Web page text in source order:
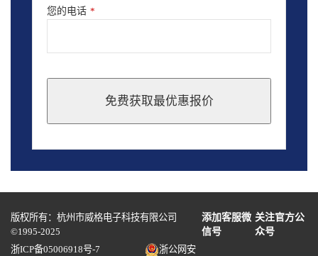
您的电话 *
免费获取最优惠报价
should
blank
版权所有：杭州市威格电子科技有限公司
©1995-2025
添加客服微
信号
关注官方公
众号
浙ICP备05006918号-7
浙公网安